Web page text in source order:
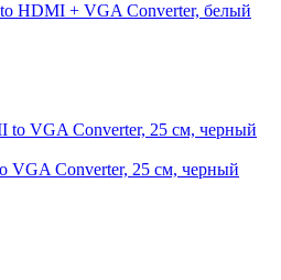
HDMI + VGA Converter, белый
VGA Converter, 25 см, черный